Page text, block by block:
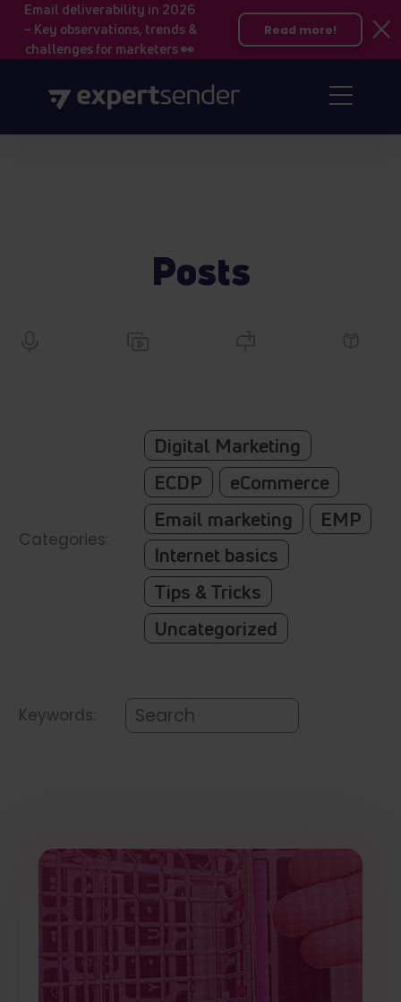
Email deliverability in 2026
– Key observations, trends &
challenges for marketers 👀
Read more!
Posts
Categories:
Digital Marketing
ECDP
eCommerce
Email marketing
EMP
Internet basics
Tips & Tricks
Uncategorized
Keywords: